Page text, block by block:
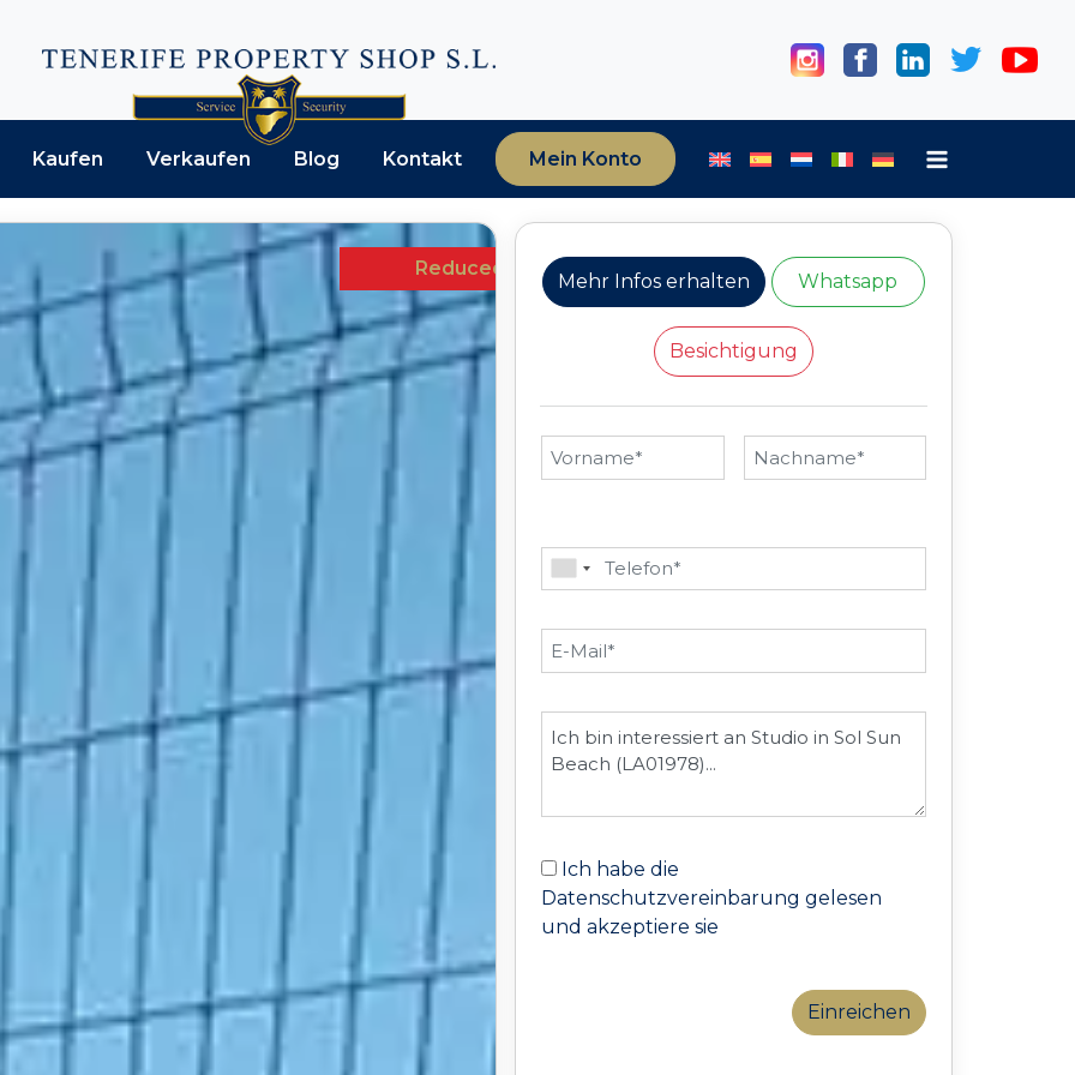
Kaufen Verkaufen Blog Kontakt Mein Konto
Reduced
Mehr Infos erhalten Whatsapp
Besichtigung
Ich habe die
Datenschutzvereinbarung gelesen
und akzeptiere sie